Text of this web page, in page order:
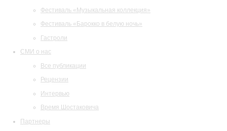
Фестиваль «Музыкальная коллекция»
Фестиваль «Барокко в белую ночь»
Гастроли
СМИ о нас
Все публикации
Рецензии
Интервью
Время Шостаковича
Партнеры